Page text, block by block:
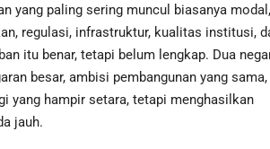
yang paling sering muncul biasanya modal,
regulasi, infrastruktur, kualitas institusi,
itu benar, tetapi belum lengkap. Dua
besar, ambisi pembangunan yang sama,
yang hampir setara, tetapi menghasilkan
jauh.